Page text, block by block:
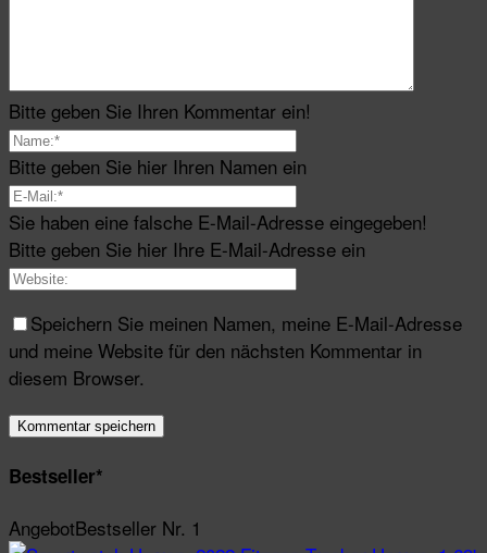
Bitte geben Sie Ihren Kommentar ein!
Bitte geben Sie hier Ihren Namen ein
Sie haben eine falsche E-Mail-Adresse eingegeben!
Bitte geben Sie hier Ihre E-Mail-Adresse ein
Speichern Sie meinen Namen, meine E-Mail-Adresse
und meine Website für den nächsten Kommentar in
diesem Browser.
Bestseller*
AngebotBestseller Nr. 1